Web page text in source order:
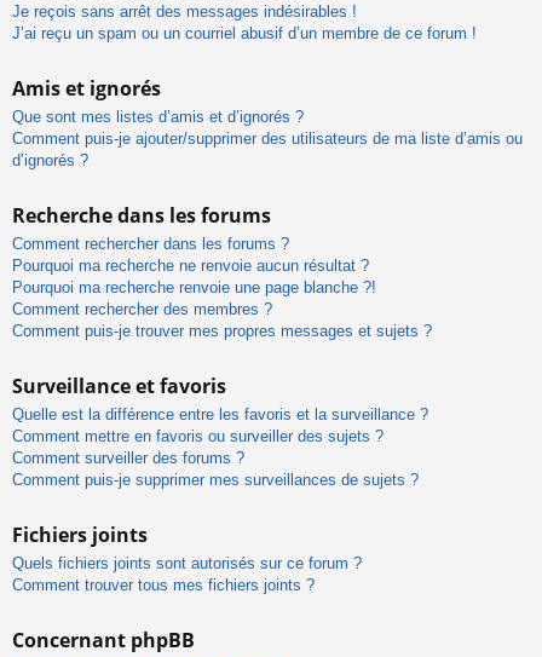
Je reçois sans arrêt des messages indésirables !
J’ai reçu un spam ou un courriel abusif d’un membre de ce forum !
Amis et ignorés
Que sont mes listes d’amis et d’ignorés ?
Comment puis-je ajouter/supprimer des utilisateurs de ma liste d’amis ou
d’ignorés ?
Recherche dans les forums
Comment rechercher dans les forums ?
Pourquoi ma recherche ne renvoie aucun résultat ?
Pourquoi ma recherche renvoie une page blanche ?!
Comment rechercher des membres ?
Comment puis-je trouver mes propres messages et sujets ?
Surveillance et favoris
Quelle est la différence entre les favoris et la surveillance ?
Comment mettre en favoris ou surveiller des sujets ?
Comment surveiller des forums ?
Comment puis-je supprimer mes surveillances de sujets ?
Fichiers joints
Quels fichiers joints sont autorisés sur ce forum ?
Comment trouver tous mes fichiers joints ?
Concernant phpBB